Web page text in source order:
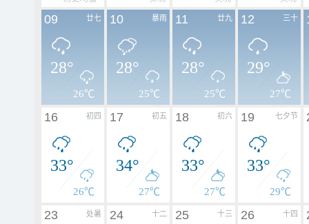
廿七
09
28°
26℃
暴雨
10
28°
25℃
廿九
11
28°
25℃
三十
12
29°
27℃
初四
16
33°
26℃
初五
17
34°
27℃
初六
18
33°
27℃
七夕节
19
33°
29℃
处暑
23 十二
24 十三
25 十四
26